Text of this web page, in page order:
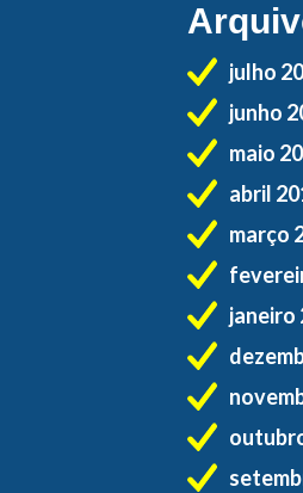
julho
junho
maio
abril
março
janeiro